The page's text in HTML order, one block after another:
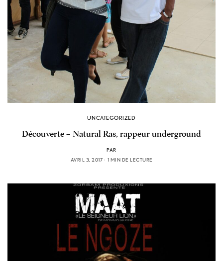
UNCATEGORIZED
Découverte – Natural Ras, rappeur underground
PAR
AVRIL 3, 2017
1 MIN DE LECTURE